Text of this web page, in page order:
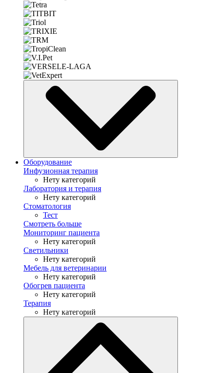
Оборудование
Инфузионная терапия
Нету категорий
Лаборатория и терапия
Нету категорий
Стоматология
Тест
Смотреть больше
Мониторинг пациента
Нету категорий
Светильники
Нету категорий
Мебель для ветеринарии
Нету категорий
Обогрев пациента
Нету категорий
Терапия
Нету категорий